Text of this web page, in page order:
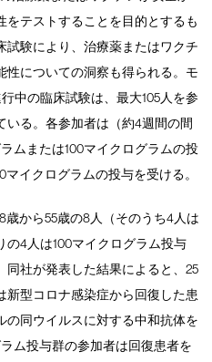
をテストすることを目的とするも
試験により、治療薬またはワクチ
性についての洞察も得られる。モ
中の臨床試験は、最大105人を参
いる。各参加者は（約4週間の間
ムまたは100マイクログラムの投
イクログラムの投与を受ける。
歳から55歳の8人（そのうち4人は
の4人は100マイクログラム投与
同社が発表した結果によると、25
新型コロナ感染症から回復した患
の同ウイルスに対する中和抗体を
ム投与群の参加者は回復患者を